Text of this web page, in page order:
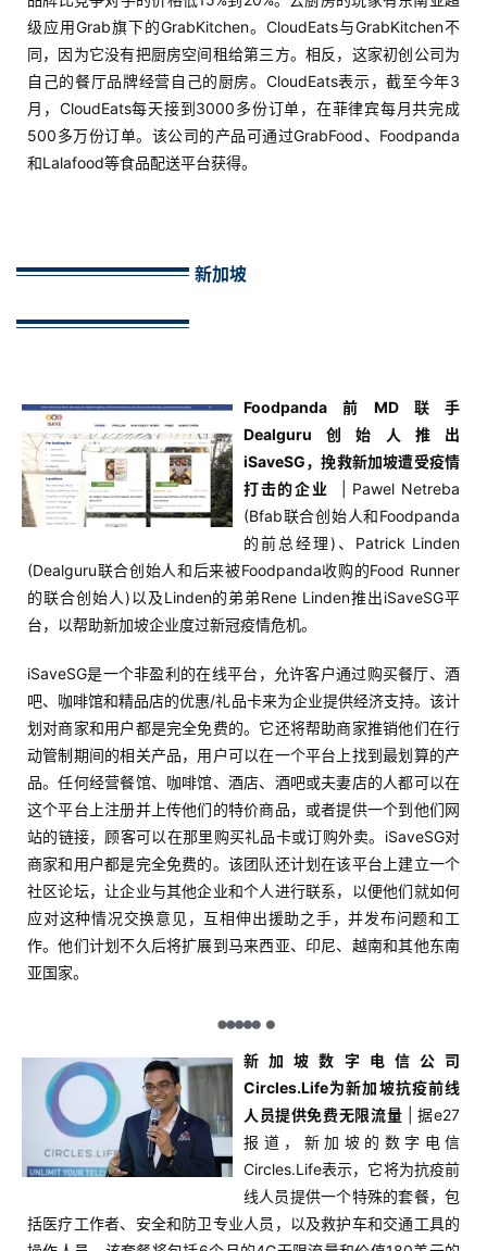
级应用Grab旗下的GrabKitchen。CloudEats与GrabKitchen不
同，因为它没有把厨房空间租给第三方。相反，这家初创公司为
自己的餐厅品牌经营自己的厨房。CloudEats表示，截至今年3
月，CloudEats每天接到3000多份订单，在菲律宾每月共完成
500多万份订单。该公司的产品可通过GrabFood、Foodpanda
和Lalafood等食品配送平台获得。
新加坡
Foodpanda前MD联手
Dealguru创始人推出
iSaveSG，挽救新加坡遭受疫情
打击的企业
| Pawel Netreba
(Bfab联合创始人和Foodpanda
的前总经理)、Patrick Linden
(Dealguru联合创始人和后来被Foodpanda收购的Food Runner
的联合创始人)以及Linden的弟弟Rene Linden推出iSaveSG平
台，以帮助新加坡企业度过新冠疫情危机。
iSaveSG是一个非盈利的在线平台，允许客户通过购买餐厅、酒
吧、咖啡馆和精品店的优惠/礼品卡来为企业提供经济支持。该计
划对商家和用户都是完全免费的。它还将帮助商家推销他们在行
动管制期间的相关产品，用户可以在一个平台上找到最划算的产
品。任何经营餐馆、咖啡馆、酒店、酒吧或夫妻店的人都可以在
这个平台上注册并上传他们的特价商品，或者提供一个到他们网
站的链接，顾客可以在那里购买礼品卡或订购外卖。iSaveSG对
商家和用户都是完全免费的。该团队还计划在该平台上建立一个
社区论坛，让企业与其他企业和个人进行联系，以便他们就如何
应对这种情况交换意见，互相伸出援助之手，并发布问题和工
作。他们计划不久后将扩展到马来西亚、印尼、越南和其他东南
亚国家。
新加坡数字电信公司
Circles.Life为新加坡抗疫前线
人员提供免费无限流量 | 据e27
报道，新加坡的数字电信
Circles.Life表示，它将为抗疫前
线人员提供一个特殊的套餐，包
括医疗工作者、安全和防卫专业人员，以及救护车和交通工具的